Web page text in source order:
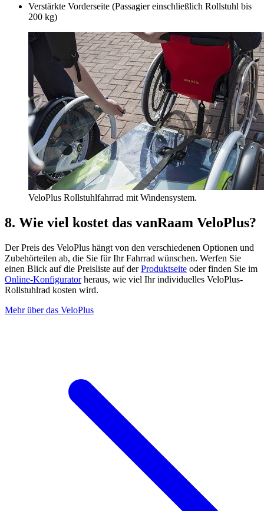
Verstärkte Vorderseite (Passagier einschließlich Rollstuhl bis
200 kg)
VeloPlus Rollstuhlfahrrad mit Windensystem.
8. Wie viel kostet das vanRaam VeloPlus?
Der Preis des VeloPlus hängt von den verschiedenen Optionen und
Zubehörteilen ab, die Sie für Ihr Fahrrad wünschen. Werfen Sie
einen Blick auf die Preisliste auf derProduktseite oder finden Sie im
Online-Konfiguratorheraus, wie viel Ihr individuelles VeloPlus-
Rollstuhlrad kosten wird.
Mehr über das VeloPlus